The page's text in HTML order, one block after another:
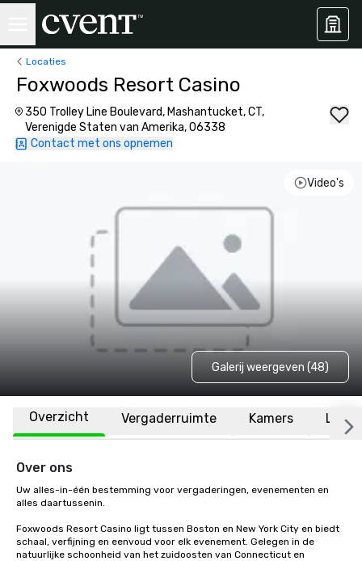
Locaties
Foxwoods Resort Casino
350 Trolley Line Boulevard, Mashantucket, CT,
Verenigde Staten van Amerika, 06338
Contact met ons opnemen
Video's
Galerij weergeven (48)
Overzicht Vergaderruimte Kamers
Over ons
Uw alles-in-één bestemming voor vergaderingen, evenementen en
alles daartussenin.
Foxwoods Resort Casino ligt tussen Boston en New York City en biedt
schaal, verfijning en eenvoud voor elk evenement. Gelegen in de
natuurlijke schoonheid van het zuidoosten van Connecticut en